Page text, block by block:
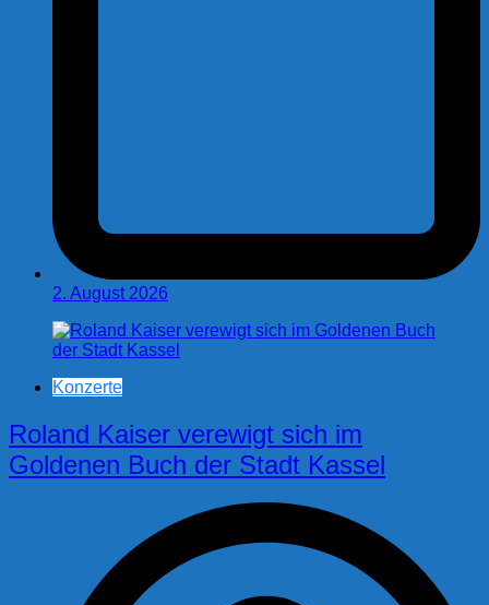
2. August 2026
Konzerte
Roland Kaiser verewigt sich im
Goldenen Buch der Stadt Kassel